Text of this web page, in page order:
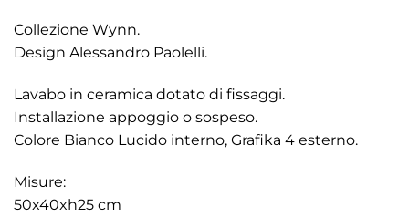
Collezione Wynn.
Design Alessandro Paolelli.
Lavabo in ceramica dotato di fissaggi.
Installazione appoggio o sospeso.
Colore Bianco Lucido interno, Grafika 4 esterno.
Misure:
50x40xh25 cm